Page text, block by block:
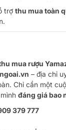
trợ thu mua toàn
mua rượu
– địa chỉ
Chỉ cần một
đáng giá bao
379 777